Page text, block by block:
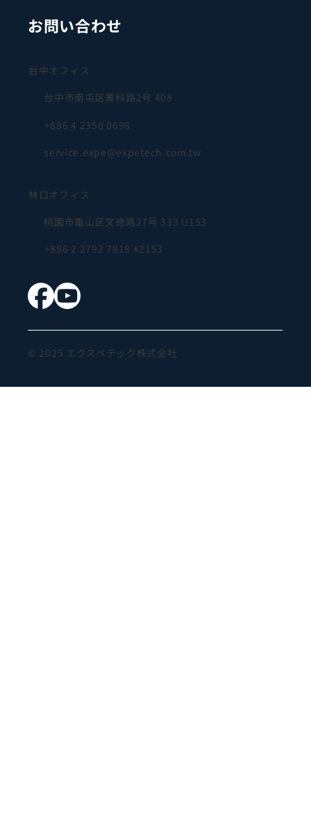
お問い合わせ
台中オフィス
台中市南屯区菁科路2号 408
+886 4 2350 0698
service.expe@expetech.com.tw
林口オフィス
桃園市亀山区文徳路27号 333 U153
+886 2 2792 7818 #2153
© 2025 エクスペテック株式会社